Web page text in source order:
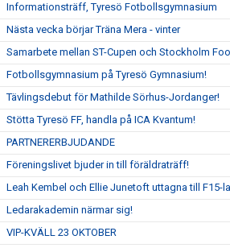
Informationsträff, Tyresö Fotbollsgymnasium
Nästa vecka börjar Träna Mera - vinter
Samarbete mellan ST-Cupen och Stockholm
Fotbollsgymnasium på Tyresö Gymnasium!
Tävlingsdebut för Mathilde Sörhus-Jordanger!
Stötta Tyresö FF, handla på ICA Kvantum!
PARTNERERBJUDANDE
Föreningslivet bjuder in till föräldraträff!
Leah Kembel och Ellie Junetoft uttagna till F15-
Ledarakademin närmar sig!
VIP-KVÄLL 23 OKTOBER